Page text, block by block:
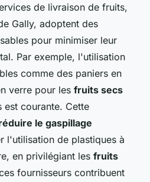
de livraison de fruits,
Gally, adoptent des
pour minimiser leur
Par exemple, l'utilisation
comme des paniers en
verre pour les fruits secs
est courante. Cette
le gaspillage
l'utilisation de plastiques à
en privilégiant les fruits
fournisseurs contribuent